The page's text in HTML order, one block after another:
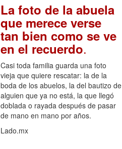
La foto de la abuela
que merece verse
tan bien como se ve
en el recuerdo.
Casi toda familia guarda una foto
vieja que quiere rescatar: la de la
boda de los abuelos, la del bautizo de
alguien que ya no está, la que llegó
doblada o rayada después de pasar
de mano en mano por años.
Lado.mx